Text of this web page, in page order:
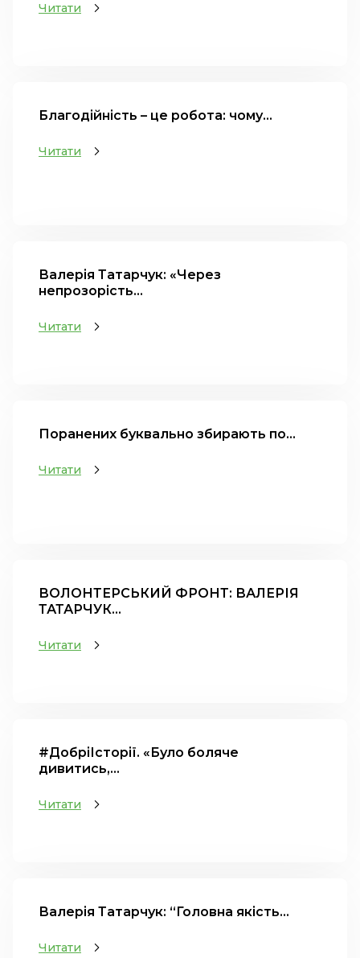
Читати
Благодійність – це робота: чому...
Читати
Валерія Татарчук: «Через
непрозорість...
Читати
Поранених буквально збирають по...
Читати
ВОЛОНТЕРСЬКИЙ ФРОНТ: ВАЛЕРІЯ
ТАТАРЧУК...
Читати
#ДобріІсторії. «Було боляче
дивитись,...
Читати
Валерія Татарчук: “Головна якість...
Читати